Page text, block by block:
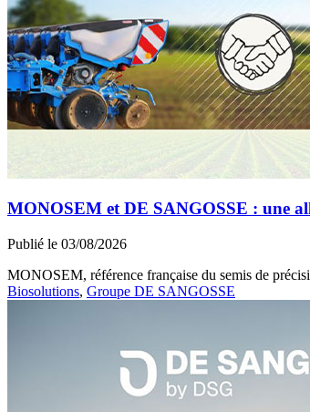
MONOSEM et DE SANGOSSE : une
Publié le 03/08/2026
MONOSEM, référence française du semis de
Biosolutions, Groupe DE SANGOSSE